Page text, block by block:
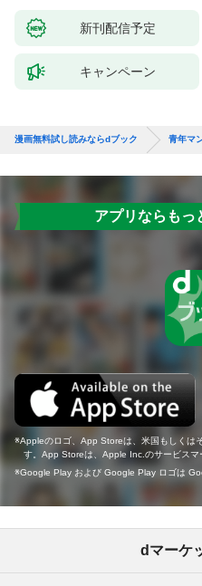
新刊配信予定
キャンペーン
漫画無料試し読みならdブック 青年マ
アプリならもっ
Appleのロゴ、App Storeは、米国もしくは
す。App Storeは、Apple Inc.のサービスマ
Google Play および Google Play ロゴは
dマーケ